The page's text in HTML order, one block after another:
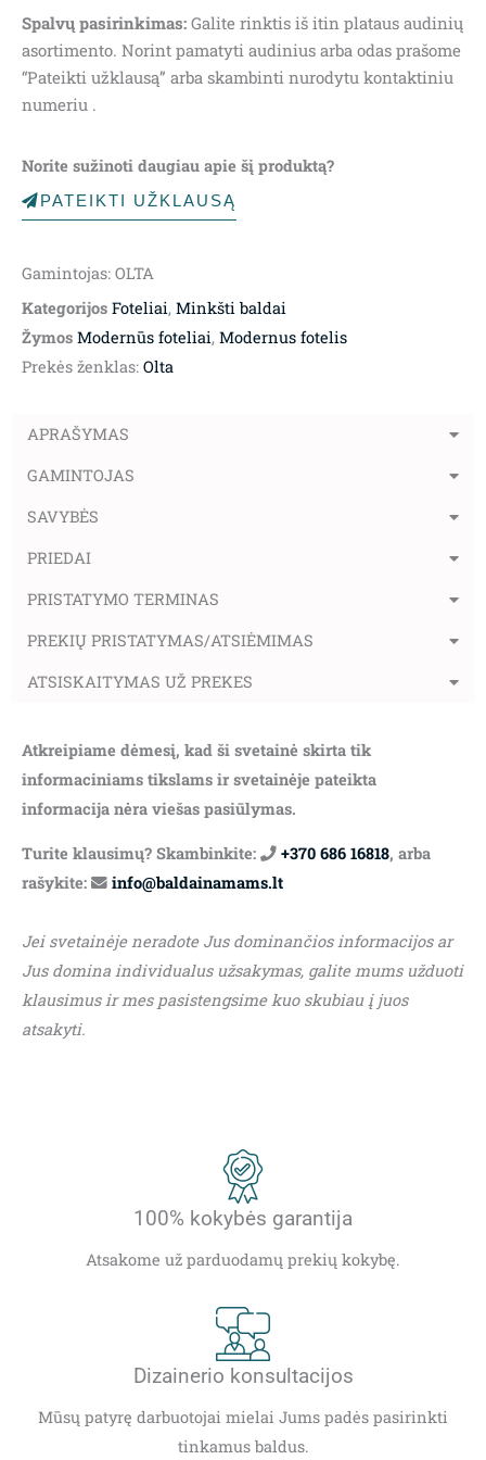
Spalvų pasirinkimas: Galite rinktis iš itin plataus audinių
asortimento. Norint pamatyti audinius arba odas prašome
“Pateikti užklausą” arba skambinti nurodytu kontaktiniu
numeriu .
Norite sužinoti daugiau apie šį produktą?
PATEIKTI UŽKLAUSĄ
Gamintojas: OLTA
Kategorijos Foteliai, Minkšti baldai
Žymos Modernūs foteliai, Modernus fotelis
Prekės ženklas: Olta
APRAŠYMAS
GAMINTOJAS
SAVYBĖS
PRIEDAI
PRISTATYMO TERMINAS
PREKIŲ PRISTATYMAS/ATSIĖMIMAS
ATSISKAITYMAS UŽ PREKES
Atkreipiame dėmesį, kad ši svetainė skirta tik
informaciniams tikslams ir svetainėje pateikta
informacija nėra viešas pasiūlymas.
Turite klausimų? Skambinkite: +370 686 16818, arba
rašykite:
info@baldainamams.lt
Jei svetainėje neradote Jus dominančios informacijos ar
Jus domina individualus užsakymas, galite mums užduoti
klausimus ir mes pasistengsime kuo skubiau į juos
atsakyti.
100% kokybės garantija
Atsakome už parduodamų prekių kokybę.
Dizainerio konsultacijos
Mūsų patyrę darbuotojai mielai Jums padės pasirinkti
tinkamus baldus.